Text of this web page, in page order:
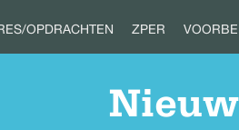
OPDRACHTEN ZPER